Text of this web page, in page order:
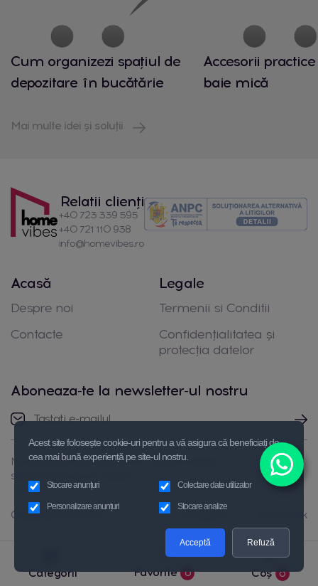
Categorii Favorite 0 Coș 0
Cum organizezi spațiul de
depozitare în bucătărie
Accesorii
baie mică
Mai multe idei și soluții
Relatii clienți
+40 723 339 595
+40 721 110 938
info@homevibes.ro
Acasă
Despre noi
Contacte
Legale
Termenii si Conditii
Confidențialitatea și
protecția datelor
Aboneaza-te la newsletter-ul nostru
Nu ezitați să luați legătura cu noi prin telefon
sau trimiteți-ne un mesaj
Copyright © 2026 Facebook
Acest site folosește cookie-uri pentru a vă asigura că beneficiați de
cea mai bună experiență pe site-ul nostru.
Stocare anunțuri Colectare date utilizator
Personalizare anunțuri Stocare analize
Acceptă Refuză